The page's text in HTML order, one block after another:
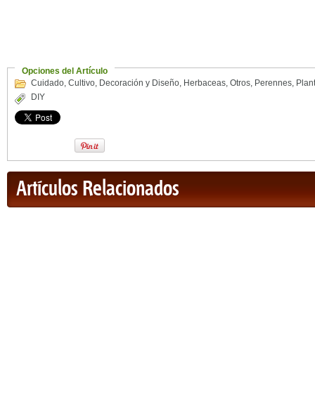
Opciones del Artículo
Cuidado, Cultivo, Decoración y Diseño, Herbaceas, Otros, Perennes,
DIY
Artículos Relacionados